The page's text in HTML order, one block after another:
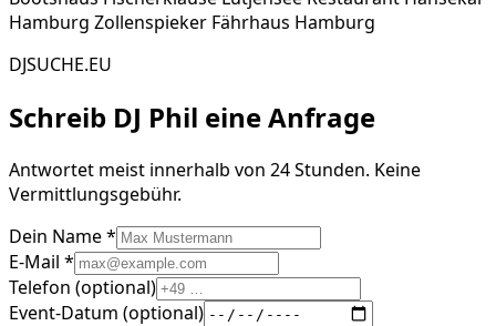
Hamburg Zollenspieker Fährhaus Hamburg
DJSUCHE.EU
Schreib DJ Phil eine Anfrage
Antwortet meist innerhalb von 24 Stunden. Keine
Vermittlungsgebühr.
Dein Name *
E-Mail *
Telefon (optional)
Event-Datum (optional)